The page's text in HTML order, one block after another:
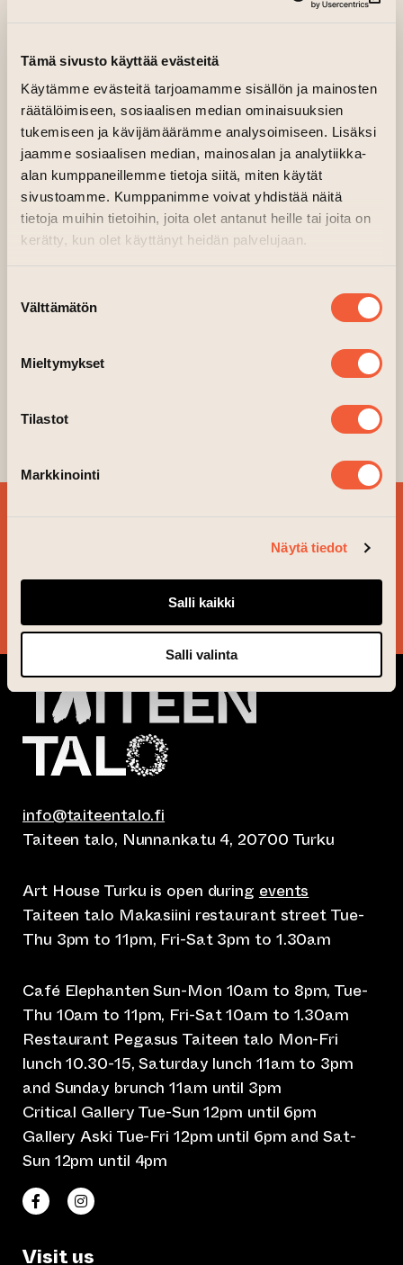
Tämä sivusto käyttää evästeitä
Käytämme evästeitä tarjoamamme sisällön ja mainosten
räätälöimiseen, sosiaalisen median ominaisuuksien
tukemiseen ja kävijämäärämme analysoimiseen. Lisäksi
jaamme sosiaalisen median, mainosalan ja analytiikka-
alan kumppaneillemme tietoja siitä, miten käytät
sivustoamme. Kumppanimme voivat yhdistää näitä
tietoja muihin tietoihin, joita olet antanut heille tai joita on
kerätty, kun olet käyttänyt heidän palvelujaan.
valinta
Välttämätön
Mieltymykset
Tilastot
Markkinointi
Näytä tiedot
Salli kaikki
Salli valinta
LAPPALAINEN
Main hall, 2nd floor, Factory
Meet the artist Minna Maija
Lappalainen at Overflow III exhibition
on 29th August between 2.30pm to
6pm.
SIGN UP FOR OUR
info@taiteentalo.fi
Taiteen talo, Nunnankatu 4, 20700 Turku
Art House Turku is open during events
Taiteen talo Makasiini restaurant street Tue-
Thu 3pm to 11pm, Fri-Sat 3pm to 1.30am
Café Elephanten Sun-Mon 10am to 8pm, Tue-
Thu 10am to 11pm, Fri-Sat 10am to 1.30am
Restaurant Pegasus Taiteen talo Mon-Fri
lunch 10.30-15, Saturday lunch 11am to 3pm
and Sunday brunch 11am until 3pm
Critical Gallery Tue-Sun 12pm until 6pm
Gallery Aski Tue-Fri 12pm until 6pm and Sat-
Sun 12pm until 4pm
Taiteen talo Facebookissa
(opens an external website)
Taiteen talo Instagramissa
(opens an external website)
Visit us